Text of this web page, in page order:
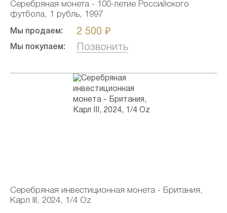
Серебряная монета - 100-летие Российского
футбола, 1 рубль, 1997
Мы продаем: 2 500 ₽
Мы покупаем: Позвонить
Серебряная инвестиционная монета - Британия,
Карл III, 2024, 1/4 Oz